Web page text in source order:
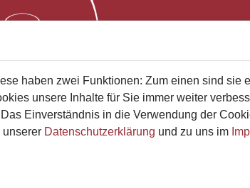
im Bestattungswesen"
haben zwei Funktionen: Zum einen sind
unsere Inhalte für Sie immer weiter
Einverständnis in die Verwendung der
Datenschutzerklärung und zu uns im